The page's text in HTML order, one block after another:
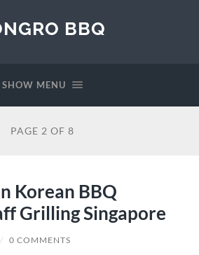
BBQ
SHOW MENU
PAGE 2 OF 8
Korean BBQ
Grilling Singapore
/ 0 COMMENTS